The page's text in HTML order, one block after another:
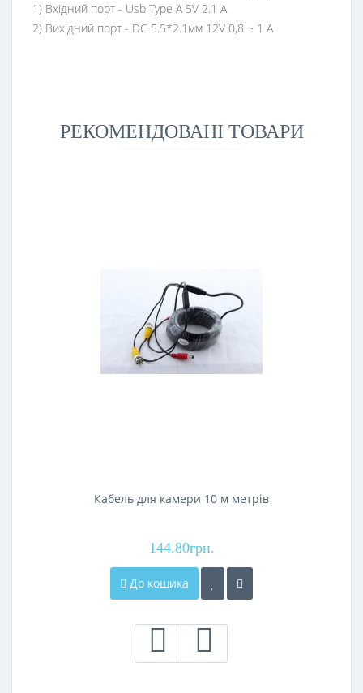
1) Вхідний порт - Usb Type A 5V 2.1 A
2) Вихідний порт - DC 5.5*2.1мм 12V 0,8 ~ 1 А
РЕКОМЕНДОВАНІ ТОВАРИ
Кабель для камери 10 м метрів
144.80грн.
До кошика